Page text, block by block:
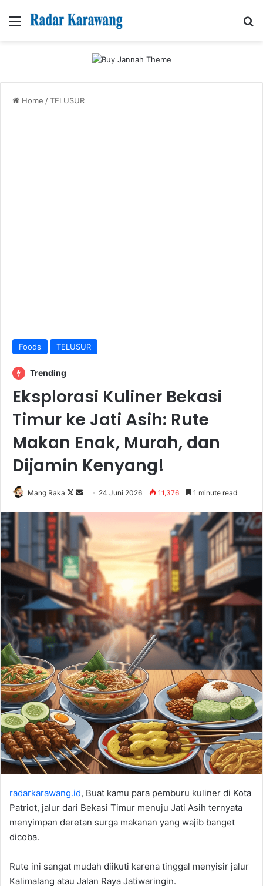
Menu
Home /TELUSUR
Foods TELUSUR
Trending
Eksplorasi Kuliner Bekasi
Timur ke Jati Asih: Rute
Makan Enak, Murah, dan
Dijamin Kenyang!
Mang Raka
Follow
Send
email
24 Juni 2026 11,376 1 minute read
radarkarawang.id, Buat kamu para pemburu kuliner di Kota
Patriot, jalur dari Bekasi Timur menuju Jati Asih ternyata
menyimpan deretan surga makanan yang wajib banget
dicoba.
Rute ini sangat mudah diikuti karena tinggal menyisir jalur
Kalimalang atau Jalan Raya Jatiwaringin.